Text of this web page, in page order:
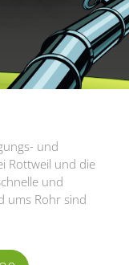
und
Rottweil und die
und
ums Rohr sind